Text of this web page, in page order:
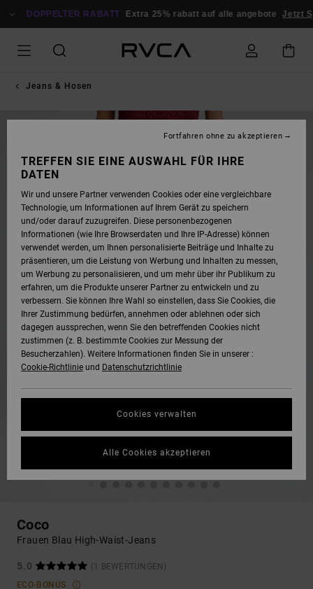
ZUR
DOPPELTER RABATT Extra 25% rabatt auf alle angebote Jetzt
Jeans & Hosen
Coco
Frauen Blau High-Waist-Jeans
5.0
(1 BEWERTUNGEN)
ECO-BONUS
TREFFEN SIE EINE AUSWAHL FÜR IHRE
DATEN
Wir und unsere Partner verwenden Cookies oder eine vergleichbare
Technologie, um Informationen auf Ihrem Gerät zu speichern
und/oder darauf zuzugreifen. Diese personenbezogenen
Informationen (wie Ihre Browserdaten und Ihre IP-Adresse) können
verwendet werden, um Ihnen personalisierte Beiträge und Inhalte zu
präsentieren, um die Leistung von Werbung und Inhalten zu messen,
um Werbung zu personalisieren, und um mehr über ihr Publikum zu
erfahren, um die Produkte unserer Partner zu entwickeln und zu
verbessern. Sie können Ihre Wahl so einstellen, dass Sie Cookies, die
Ihrer Zustimmung bedürfen, annehmen oder ablehnen oder sich
dagegen aussprechen, wenn Sie den betreffenden Cookies nicht
zustimmen (z. B. bestimmte Cookies zur Messung der
Besucherzahlen). Weitere Informationen finden Sie in unserer :
Cookie-Richtlinie und Datenschutzrichtlinie
Cookies verwalten
Fortfahren ohne zu akzeptieren
Alle Cookies akzeptieren